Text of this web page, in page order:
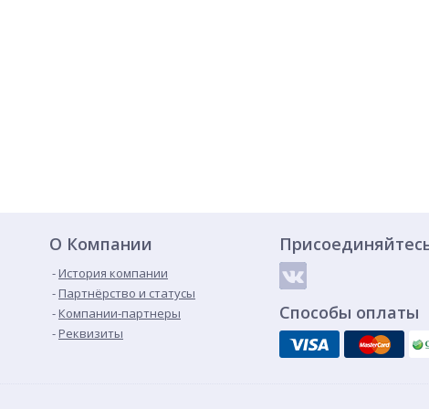
О Компании
История компании
Партнёрство и статусы
Компании-партнеры
Реквизиты
Способы оплаты